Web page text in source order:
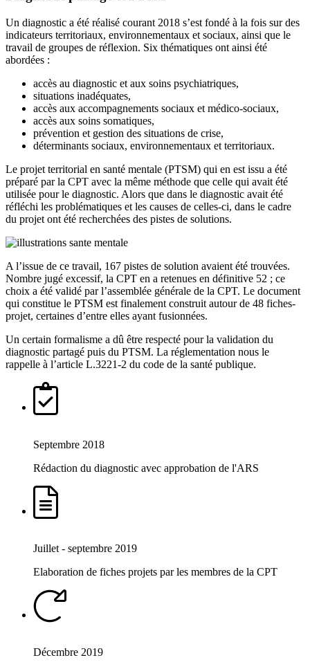
Un diagnostic a été réalisé courant 2018 s’est fondé à la fois sur des
indicateurs territoriaux, environnementaux et sociaux, ainsi que le
travail de groupes de réflexion. Six thématiques ont ainsi été
abordées :
accès au diagnostic et aux soins psychiatriques,
situations inadéquates,
accès aux accompagnements sociaux et médico-sociaux,
accès aux soins somatiques,
prévention et gestion des situations de crise,
déterminants sociaux, environnementaux et territoriaux.
Le projet territorial en santé mentale (PTSM) qui en est issu a été
préparé par la CPT avec la même méthode que celle qui avait été
utilisée pour le diagnostic. Alors que dans le diagnostic avait été
réfléchi les problématiques et les causes de celles-ci, dans le cadre
du projet ont été recherchées des pistes de solutions.
A l’issue de ce travail, 167 pistes de solution avaient été trouvées.
Nombre jugé excessif, la CPT en a retenues en définitive 52 ; ce
choix a été validé par l’assemblée générale de la CPT. Le document
qui constitue le PTSM est finalement construit autour de 48 fiches-
projet, certaines d’entre elles ayant fusionnées.
Un certain formalisme a dû être respecté pour la validation du
diagnostic partagé puis du PTSM. La réglementation nous le
rappelle à l’article L.3221-2 du code de la santé publique.
Septembre 2018
Rédaction du diagnostic avec approbation de l'ARS
Juillet - septembre 2019
Elaboration de fiches projets par les membres de la CPT
Décembre 2019